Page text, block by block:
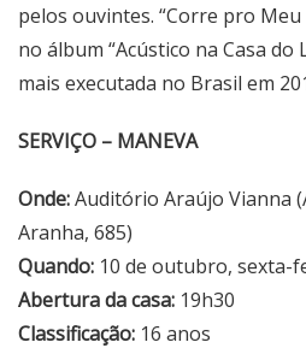
pelos ouvintes. “Corre pro
no álbum “Acústico na Casa do
mais executada no Brasil em
SERVIÇO – MANEVA
Onde:Auditório Araújo Vianna
Aranha, 685)
Quando: 10 de outubro, sexta-
Abertura da casa: 19h30
Classificação: 16 anos